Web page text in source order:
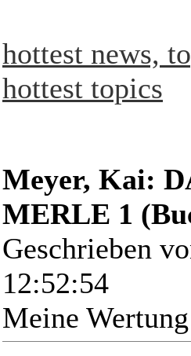
hottest news,
hottest topics
Meyer, Kai:
MERLE 1
Geschrieben
12:52:54
Meine